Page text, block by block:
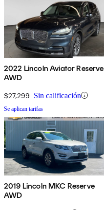
2022 Lincoln Aviator Reserve
AWD
$27,299 Sin calificación
Se aplican tarifas
2019 Lincoln MKC Reserve
AWD